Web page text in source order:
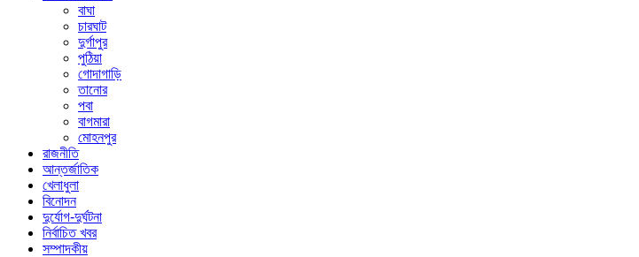
বাঘা
চারঘাট
দুর্গাপুর
পুঠিয়া
গোদাগাড়ি
তানোর
পবা
বাগমারা
মোহনপুর
রাজনীতি
আন্তর্জাতিক
খেলাধুলা
বিনোদন
দুর্যোগ-দুর্ঘটনা
নির্বাচিত খবর
সম্পাদকীয়